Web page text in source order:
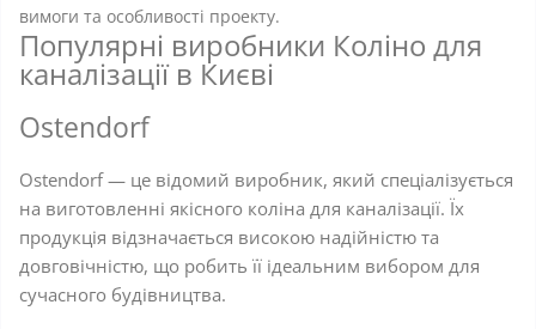
вимоги та особливості проекту.
Популярні виробники Коліно для
каналізації в Києві
Ostendorf
Ostendorf — це відомий виробник, який спеціалізується
на виготовленні якісного коліна для каналізації. Їх
продукція відзначається високою надійністю та
довговічністю, що робить її ідеальним вибором для
сучасного будівництва.